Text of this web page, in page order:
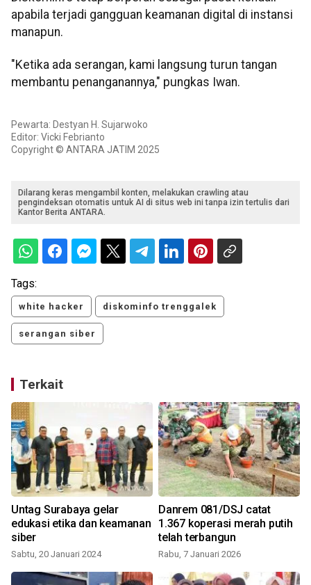
apabila terjadi gangguan keamanan digital di instansi
manapun.
"Ketika ada serangan, kami langsung turun tangan
membantu penanganannya," pungkas Iwan.
Pewarta: Destyan H. Sujarwoko
Editor: Vicki Febrianto
Copyright © ANTARA JATIM 2025
Dilarang keras mengambil konten, melakukan crawling atau
pengindeksan otomatis untuk AI di situs web ini tanpa izin tertulis dari
Kantor Berita ANTARA.
Tags:
white hacker diskominfo trenggalek
serangan siber
Terkait
Untag Surabaya gelar
edukasi etika dan keamanan
siber
Sabtu, 20 Januari 2024
Danrem 081/DSJ catat
1.367 koperasi merah putih
telah terbangun
Rabu, 7 Januari 2026